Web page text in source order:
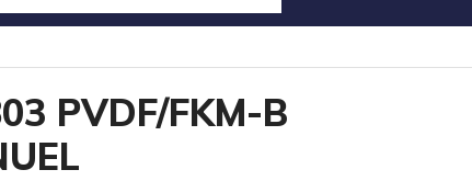
803 PVDF/FKM-B -62L/H – MANUEL
PVDF/FKM-B